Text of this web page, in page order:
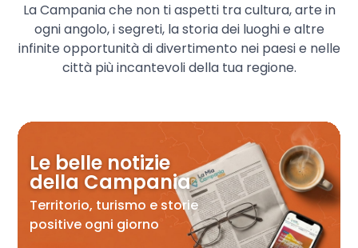
La Campania che non ti aspetti tra cultura, arte in
ogni angolo, i segreti, la storia dei luoghi e altre
infinite opportunità di divertimento nei paesi e nelle
città più incantevoli della tua regione.
Le belle notizie
della Campania
Territorio, turismo e storie
positive ogni giorno